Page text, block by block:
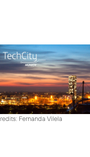
Fernanda Vilela